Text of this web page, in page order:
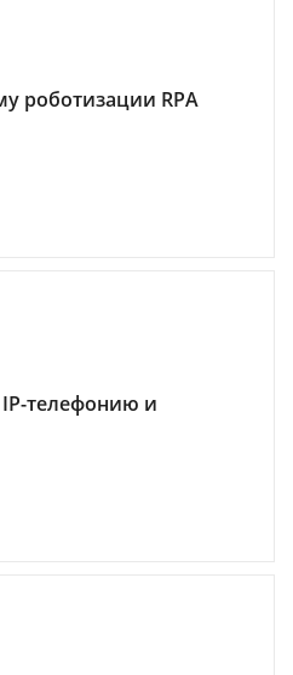
роботизации RPA
телефонию и